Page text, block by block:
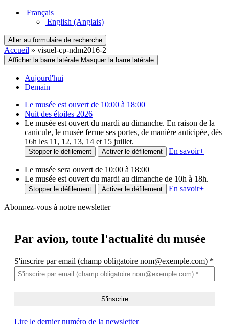
Français
English (Anglais)
Aller au formulaire de recherche
Accueil » visuel-cp-ndm2016-2
Afficher la barre latérale Masquer la barre latérale
Aujourd'hui
Demain
Le musée est ouvert de 10:00 à 18:00
Nuit des étoiles 2026
Le musée est ouvert du mardi au dimanche. En raison de la
canicule, le musée ferme ses portes, de manière anticipée, dès
16h les 11, 12, 13, 14 et 15 juillet.
Stopper le défilement Activer le défilement En savoir+
Le musée sera ouvert de 10:00 à 18:00
Le musée est ouvert du mardi au dimanche de 10h à 18h.
Stopper le défilement Activer le défilement En savoir+
Abonnez-vous à notre newsletter
Par avion, toute l'actualité du musée
S'inscrire par email (champ obligatoire nom@exemple.com) *
Lire le dernier numéro de la newsletter